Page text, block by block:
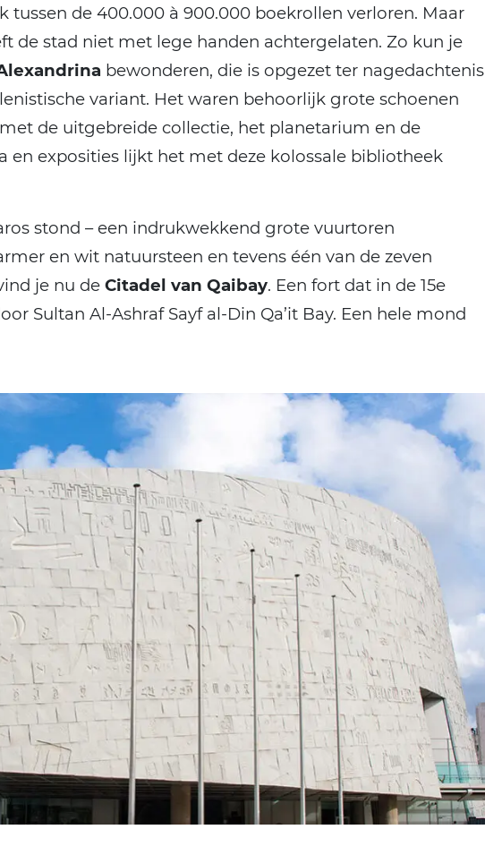
tussen de 400.000 à 900.000 boekrollen verloren. Maar
de stad niet met lege handen achtergelaten. Zo kun je
bewonderen, die is opgezet ter nagedachtenis
variant. Het waren behoorlijk grote schoenen
de uitgebreide collectie, het planetarium en de
en exposities lijkt het met deze kolossale bibliotheek
stond – een indrukwekkend grote vuurtoren
en wit natuursteen en tevens één van de zeven
je nu de Citadel van Qaibay. Een fort dat in de 15e
Sultan Al-Ashraf Sayf al-Din Qa’it Bay. Een hele mond